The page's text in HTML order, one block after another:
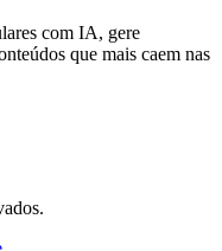
com IA, gere
que mais caem nas